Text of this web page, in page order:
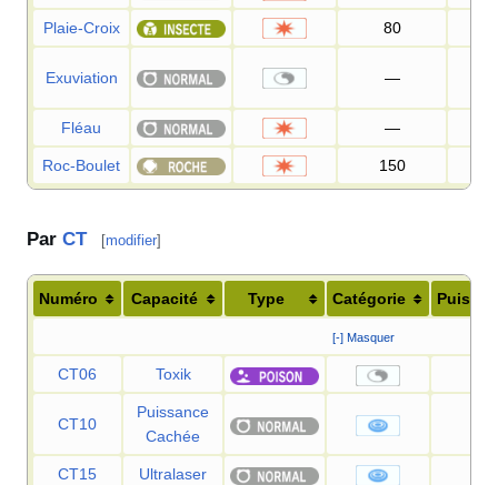
Plaie-Croix 80
Exuviation —
Fléau —
Roc-Boulet 150
Par CT [modifier]
Numéro Capacité Type Catégorie
[-] Masquer
CT06 Toxik
CT10
Puissance
Cachée
CT15 Ultralaser